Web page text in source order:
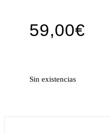
59,00€
Sin existencias